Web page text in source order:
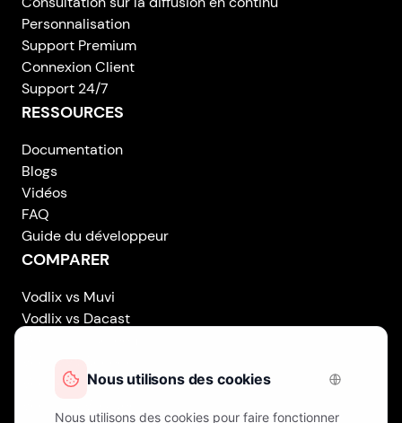
Personnalisation
Support Premium
Connexion Client
Support 24/7
RESSOURCES
Documentation
Blogs
Vidéos
FAQ
Guide du développeur
COMPARER
Vodlix vs Muvi
Vodlix vs Dacast
Vodlix vs Brightcove